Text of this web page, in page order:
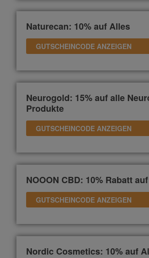
Naturecan: 10% auf Alles
GUTSCHEINCODE ANZEIGEN
Neurogold: 15% auf alle
Produkte
GUTSCHEINCODE ANZEIGEN
NOOON CBD: 10% Rabatt
GUTSCHEINCODE ANZEIGEN
Nordic Cosmetics: 10% auf